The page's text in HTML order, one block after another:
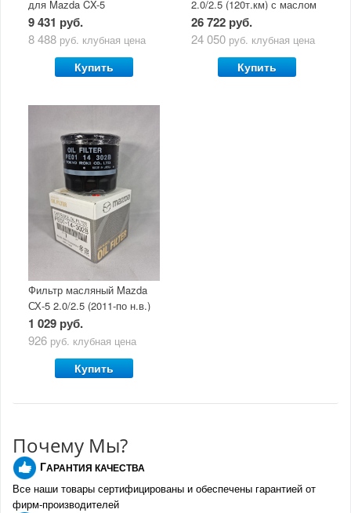
для Mazda CX-5
(двигатель 2.0/2.5) с
маслом Mazda Original Oil
9 431 руб.
8 488 руб. клубная цена
Купить
2.0/2.5 (120т.км) с маслом
Mazda Original Oil Ultra
5W30
26 722 руб.
24 050 руб. клубная цена
Купить
Фильтр масляный Mazda
СХ-5 2.0/2.5 (2011-по н.в.)
1 029 руб.
926 руб. клубная цена
Купить
Почему Мы?
ГАРАНТИЯ КАЧЕСТВА
Все наши товары сертифицированы и обеспечены гарантией от
фирм-производителей